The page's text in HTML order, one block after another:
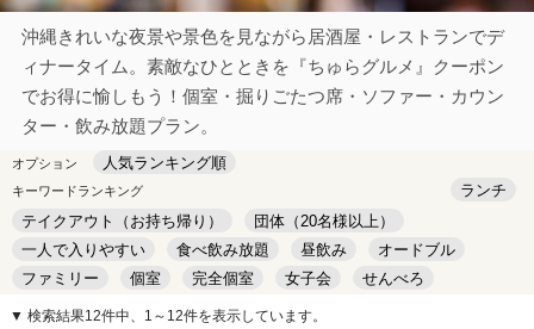
沖縄きれいな夜景や景色を見ながら居酒屋・レストランでデ
ィナータイム。素敵なひとときを『ちゅらグルメ』クーポン
でお得に愉しもう！個室・掘りごたつ席・ソファー・カウン
ター・飲み放題プラン。
オプション 人気ランキング順
キーワードランキング
ランチ
テイクアウト（お持ち帰り）
団体（20名様以上）
一人で入りやすい
食べ飲み放題 昼飲み
オードブル
ファミリー
個室 完全個室 女子会
せんべろ
キッズルーム
安い デート
▼ 検索結果12件中、1～12件を表示しています。